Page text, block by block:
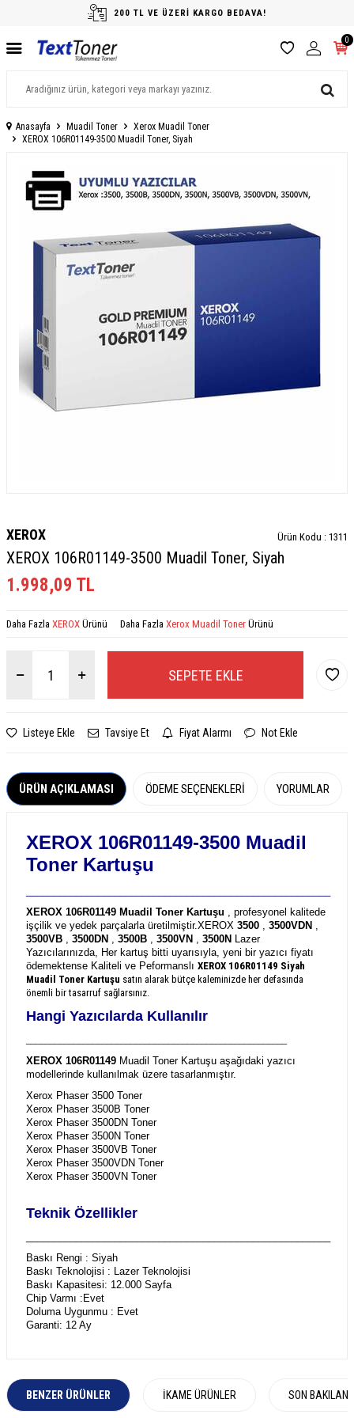
200 TL VE ÜZERİ KARGO BEDAVA!
0
Anasayfa Muadil Toner
Xerox Muadil Toner
XEROX 106R01149-3500 Muadil Toner, Siyah
XEROX Ürün Kodu : 1311
XEROX 106R01149-3500 Muadil Toner, Siyah
1.998,09 TL
Daha Fazla XEROX Ürünü Daha Fazla Xerox Muadil Toner Ürünü
SEPETE EKLE
Listeye Ekle Tavsiye Et Fiyat Alarmı Not Ekle
ÜRÜN AÇIKLAMASI ÖDEME SEÇENEKLERI YORUMLAR
XEROX 106R01149-3500 Muadil
Toner Kartuşu
XEROX 106R01149 Muadil Toner Kartuşu , profesyonel kalitede
işçilik ve yedek parçalarla üretilmiştir.XEROX 3500 , 3500VDN ,
3500VB , 3500DN , 3500B , 3500VN , 3500N Lazer
Yazıcılarınızda, Her kartuş bitti uyarısıyla, yeni bir yazıcı fiyatı
ödemektense Kaliteli ve Peformanslı XEROX 106R01149 Siyah
Muadil Toner Kartuşu satın alarak bütçe kaleminizde her defasında
önemli bir tasarruf sağlarsınız.
Hangi Yazıcılarda Kullanılır
XEROX 106R01149 Muadil Toner Kartuşu aşağıdaki yazıcı
modellerinde kullanılmak üzere tasarlanmıştır.
Xerox Phaser 3500 Toner
Xerox Phaser 3500B Toner
Xerox Phaser 3500DN Toner
Xerox Phaser 3500N Toner
Xerox Phaser 3500VB Toner
Xerox Phaser 3500VDN Toner
Xerox Phaser 3500VN Toner
Teknik Özellikler
Baskı Rengi : Siyah
Baskı Teknolojisi : Lazer Teknolojisi
Baskı Kapasitesi: 12.000 Sayfa
Chip Varmı :Evet
Doluma Uygunmu : Evet
Garanti: 12 Ay
BENZER ÜRÜNLER İKAME ÜRÜNLER SON